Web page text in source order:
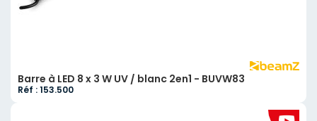
Barre à LED 8 x 3 W UV / blanc 2en1 - BUVW83
Réf : 153.500